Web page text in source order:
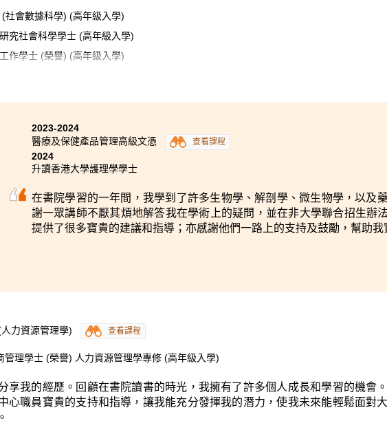
社會數據科學) (高年級入學)
究社會科學學士 (高年級入學)
作學士 (榮譽) (高年級入學)
育榮譽文學士 (高年級入學)
飛。」 放膽去幻想，先要放膽去嘗試！ 機會可以由自己創造，所以有機會就要
在開始前，已認定自己會失敗，無論最後成功與否，至少曾經努力嘗試過；若
不會有達成目標的機會。其實跌倒並不可怕，因為跌倒反倒讓我們成長得更快
們小時候也是跌倒過無數次，才學懂如何走路。雖然我看似在公開試跌倒，但
會，如今我已成功升讀社工學士學位課程了！
有幸遇到很多好老師、朋友和同學，讓我有機會向他們學習和成長，朝著夢
助和陪伴，讓本來在黑暗中迷失的我，再次找到光芒，引領我到通往夢想的
2023-2024
醫療及保健產品管理高級文憑
查看課程
2024
升讀香港大學護理學學士
在書院學習的一年間，我學到了許多生物學、解剖學、微生物學，以及
謝一眾講師不厭其煩地解答我在學術上的疑問，並在非大學聯合招生辦
提供了很多寶貴的建議和指導；亦感謝他們一路上的支持及鼓勵，幫助我
力資源管理學)
查看課程
管理學士 (榮譽) 人力資源管理學專修 (高年級入學)
享我的經歷。回顧在書院讀書的時光，我擁有了許多個人成長和學習的機會
心職員寶貴的支持和指導，讓我能充分發揮我的潛力，使我未來能輕鬆面對